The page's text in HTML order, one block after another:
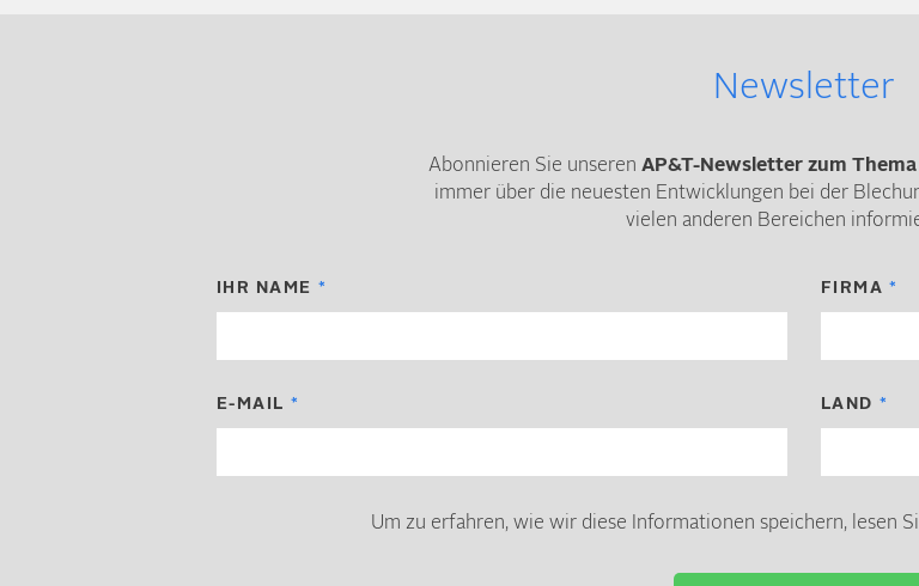
Newsletter
Abonnieren Sie unserenAP&T-Newsletter zum
immer über die neuesten Entwicklungen bei der
vielen anderen Bereichen
IHR NAME FIRMA
E-MAIL LAND
Um zu erfahren, wie wir diese Informationen speichern, lesen